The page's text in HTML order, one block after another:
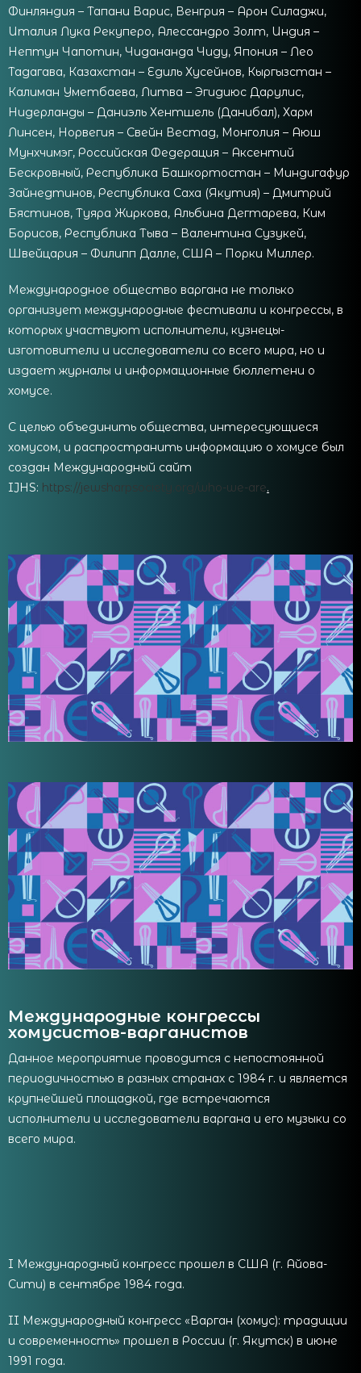
Финляндия – Тапани Варис, Венгрия – Арон Силаджи,
Италия Лука Рекуперо, Алессандро Золт, Индия –
Нептун Чапотин, Чидананда Чиду, Япония – Лео
Тадагава, Казахстан – Едиль Хусейнов, Кыргызстан –
Калиман Уметбаева, Литва – Эгидиюс Дарулис,
Нидерланды – Даниэль Хентшель (Данибал), Харм
Линсен, Норвегия – Свейн Вестад, Монголия – Аюш
Мунхчимэг, Российская Федерация – Аксентий
Бескровный, Республика Башкортостан – Миндигафур
Зайнедтинов, Республика Саха (Якутия) – Дмитрий
Бястинов, Туяра Жиркова, Альбина Дегтарева, Ким
Борисов, Республика Тыва – Валентина Сузукей,
Швейцария – Филипп Далле, США – Порки Миллер.
Международное общество варгана не только
организует международные фестивали и конгрессы, в
которых участвуют исполнители, кузнецы-
изготовители и исследователи со всего мира, но и
издает журналы и информационные бюллетени о
хомусе.
С целью объединить общества, интересующиеся
хомусом, и распространить информацию о хомусе был
создан Международный сайт
IJHS: https://jewsharpsociety.org/who-we-are.
Международные конгрессы
хомусистов-варганистов
Данное мероприятие проводится с непостоянной
периодичностью в разных странах с 1984 г. и является
крупнейшей площадкой, где встречаются
исполнители и исследователи варгана и его музыки со
всего мира.
I Международный конгресс прошел в США (г. Айова-
Сити) в сентябре 1984 года.
II Международный конгресс «Варган (хомус): традиции
и современность» прошел в России (г. Якутск) в июне
1991 года.